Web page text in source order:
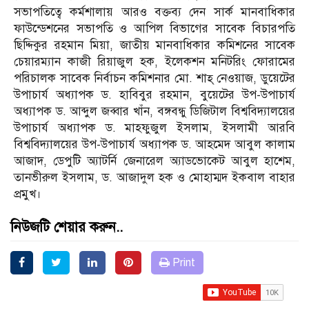
সভাপতিত্বে কর্মশালায় আরও বক্তব্য দেন সার্ক মানবাধিকার
ফাউন্ডেশনের সভাপতি ও আপিল বিভাগের সাবেক বিচারপতি
ছিদ্দিকুর রহমান মিয়া, জাতীয় মানবাধিকার কমিশনের সাবেক
চেয়ারম্যান কাজী রিয়াজুল হক, ইলেকশন মনিটরিং ফোরামের
পরিচালক সাবেক নির্বাচন কমিশনার মো. শাহ্ নেওয়াজ, ডুয়েটের
উপাচার্য অধ্যাপক ড. হাবিবুর রহমান, বুয়েটের উপ-উপাচার্য
অধ্যাপক ড. আব্দুল জব্বার খাঁন, বঙ্গবন্ধু ডিজিটাল বিশ্ববিদ্যালয়ের
উপাচার্য অধ্যাপক ড. মাহফুজুল ইসলাম, ইসলামী আরবি
বিশ্ববিদ্যালয়ের উপ-উপাচার্য অধ্যাপক ড. আহমেদ আবুল কালাম
আজাদ, ডেপুটি অ্যাটর্নি জেনারেল অ্যাডভোকেট আবুল হাশেম,
তানভীরুল ইসলাম, ড. আজাদুল হক ও মোহাম্মদ ইকবাল বাহার
প্রমুখ।
নিউজটি শেয়ার করুন..
Print